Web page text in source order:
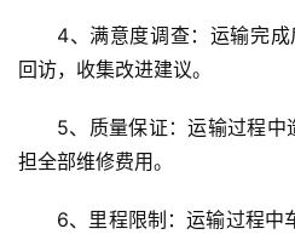
4、满意度调查：运输完
回访，收集改进建议。
5、质量保证：运输过程
担全部维修费用。
6、里程限制：运输过程中